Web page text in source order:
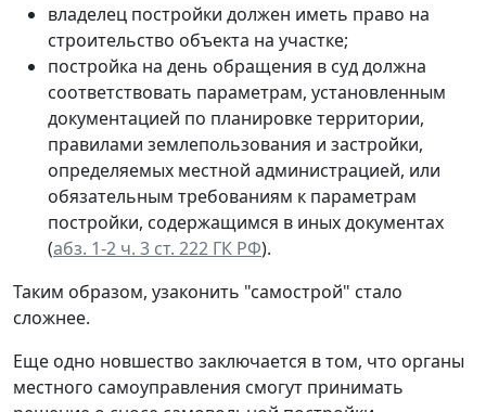
владелец постройки должен иметь право на
строительство объекта на участке;
постройка на день обращения в суд должна
соответствовать параметрам, установленным
документацией по планировке территории,
правилами землепользования и застройки,
определяемых местной администрацией, или
обязательным требованиям к параметрам
постройки, содержащимся в иных документах
(абз. 1-2 ч. 3 ст. 222 ГК РФ).
Таким образом, узаконить "самострой" стало
сложнее.
Еще одно новшество заключается в том, что органы
местного самоуправления смогут принимать